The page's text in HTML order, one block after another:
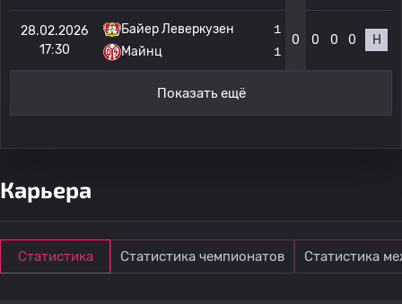
28.02.2026
17:30
Байер Леверкузен
Майнц
1
1
0 0 0 0 Н
Показать ещё
Карьера
Статистика Статистика чемпионатов Статистика